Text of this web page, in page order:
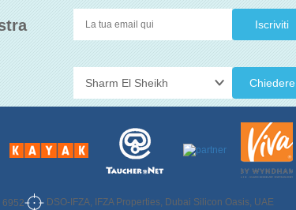
Chiedere
6952 DSO-IFZA, IFZA Properties, Dubai Silicon Oasis, UAE